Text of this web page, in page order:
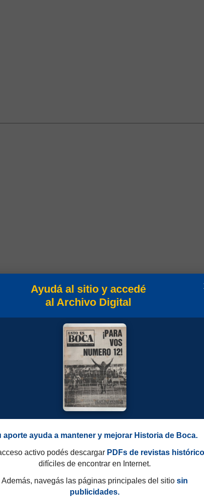
Ayudá al sitio y accedé
al Archivo Digital
aporte ayuda a mantener y mejorar Historia de Boca.
activo podés descargar PDFs de revistas
difíciles de encontrar en Internet.
Además, navegás las páginas principales del sitio sin
publicidades.